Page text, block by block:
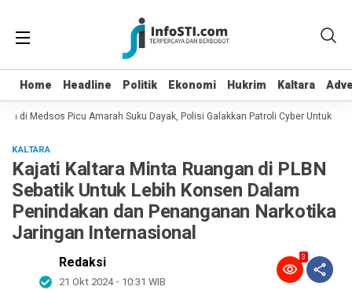
Home Headline Politik Ekonomi Hukrim Kaltara
Home Headline Politik Ekonomi Hukrim Kaltara
di Medsos Picu Amarah Suku Dayak, Polisi Galakkan Patroli Cyber Untuk
KALTARA
Kajati Kaltara Minta Ruangan di PLBN
Sebatik Untuk Lebih Konsen Dalam
Penindakan dan Penanganan Narkotika
Jaringan Internasional
Redaksi
21 Okt 2024 - 10:31 WIB
3